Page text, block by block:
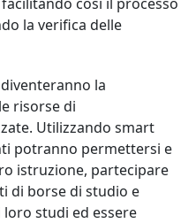
la verifica delle
la
risorse di
Utilizzando smart
potranno permettersi e
istruzione, partecipare
di borse di studio e
studi ed essere